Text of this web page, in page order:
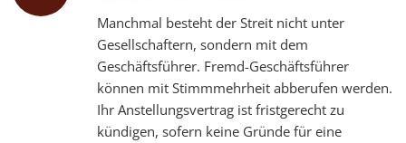
Manchmal besteht der Streit nicht unter
Gesellschaftern, sondern mit dem
Geschäftsführer. Fremd-Geschäftsführer
können mit Stimmmehrheit abberufen werden.
Ihr Anstellungsvertrag ist fristgerecht zu
kündigen, sofern keine Gründe für eine